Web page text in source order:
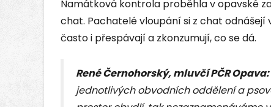
Namátková kontrola proběhla v opavské
chat. Pachatelé vloupání si z chat odnášejí
často i přespávají a zkonzumují, co se dá.
René Černohorský, mluvčí PČR Opava:
jednotlivých obvodních oddělení a